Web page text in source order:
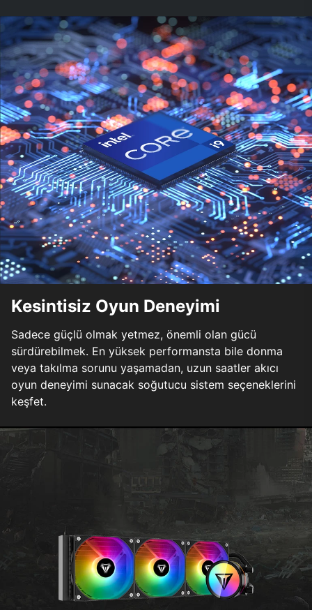
Kesintisiz Oyun Deneyimi
Sadece güçlü olmak yetmez, önemli olan gücü
sürdürebilmek. En yüksek performansta bile donma
veya takılma sorunu yaşamadan, uzun saatler akıcı
oyun deneyimi sunacak soğutucu sistem seçeneklerini
keşfet.